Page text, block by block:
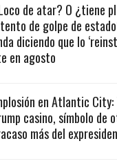
de atar? O ¿tiene
de golpe de
diciendo que lo
en agosto
en Atlantic City:
casino, símbolo de
más del